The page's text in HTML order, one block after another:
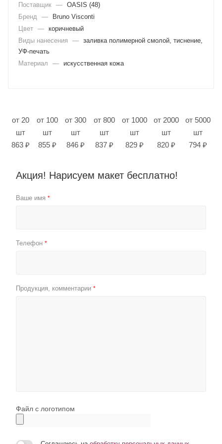
Поставщик — OASIS (48)
Бренд
—
Bruno Visconti
Цвет — коричневый
Виды нанесения
— заливка полимерной смолой, тиснение,
УФ-печать
Материал
— искусственная кожа
от 20
шт
863 ₽
от 100
шт
855 ₽
от 300
шт
846 ₽
от 800
шт
837 ₽
от 1000
шт
829 ₽
от 2000
шт
820 ₽
от 5000
шт
794 ₽
Акция! Нарисуем макет бесплатно!
Ваше имя *
Телефон *
Продукция, комментарии *
Файл с логотипом